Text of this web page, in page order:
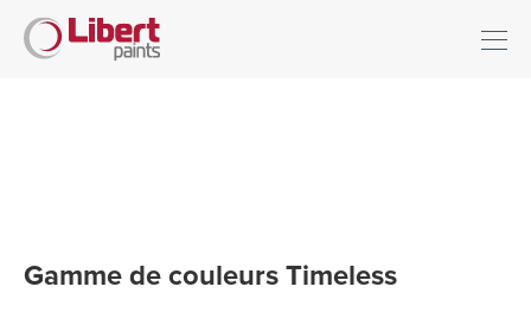
Libert
Gamme de couleurs Timeless
SOLS